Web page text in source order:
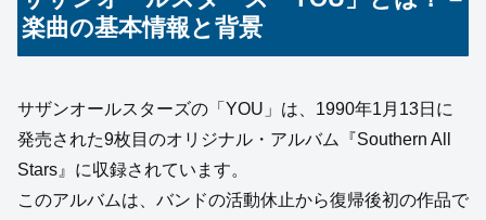
楽曲の基本情報と背景
サザンオールスターズの「YOU」は、1990年1月13日に
発売された9枚目のオリジナル・アルバム『Southern All
Stars』に収録されています。
このアルバムは、バンドの活動休止から復帰後初の作品で